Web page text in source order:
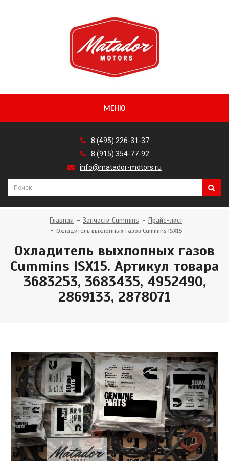
МЕНЮ
8 (495) 226-31-37
8 (915) 354-77-92
info@matador-motors.ru
Главная Запчасти Cummins Прайс-лист
Охладитель выхлопных газов Cummins ISX15
Охладитель выхлопных газов
Cummins ISX15. Артикул товара
3683253, 3683435, 4952490,
2869133, 2878071